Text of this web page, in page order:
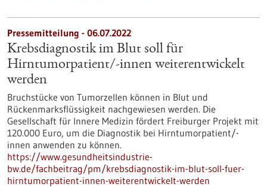
Pressemitteilung - 06.07.2022
Krebsdiagnostik im Blut soll für
Hirntumorpatient/-innen weiterentwickelt
werden
Bruchstücke von Tumorzellen können in Blut und
Rückenmarksflüssigkeit nachgewiesen werden. Die
Gesellschaft für Innere Medizin fördert Freiburger Projekt mit
120.000 Euro, um die Diagnostik bei Hirntumorpatient/-
innen anwenden zu können.
https://www.gesundheitsindustrie-
bw.de/fachbeitrag/pm/krebsdiagnostik-im-blut-soll-fuer-
hirntumorpatient-innen-weiterentwickelt-werden